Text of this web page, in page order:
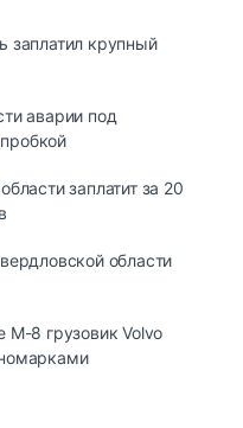
заплатил крупный
аварии под
заплатит за 20
области
М-8 грузовик Volvo